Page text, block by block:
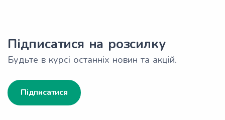
Підписатися на розсилку
Будьте в курсі останніх новин та акцій.
Підписатися